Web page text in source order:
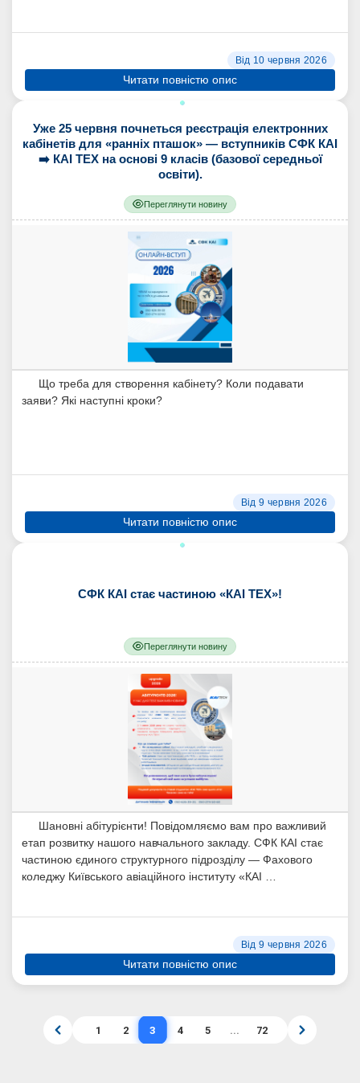
Від 10 червня 2026
Читати повністю опис
Уже 25 червня почнеться реєстрація електронних
кабінетів для «ранніх пташок» — вступників СФК КАІ
➡️ КАІ ТЕХ на основі 9 класів (базової середньої
освіти).
Переглянути новину
Що треба для створення кабінету? Коли подавати
заяви? Які наступні кроки?
Від 9 червня 2026
Читати повністю опис
СФК КАІ стає частиною «КАІ ТЕХ»!
Переглянути новину
Шановні абітурієнти! Повідомляємо вам про важливий
етап розвитку нашого навчального закладу. СФК КАІ стає
частиною єдиного структурного підрозділу — Фахового
коледжу Київського авіаційного інституту «КАІ …
Від 9 червня 2026
Читати повністю опис
1 2 3 4 5 ... 72